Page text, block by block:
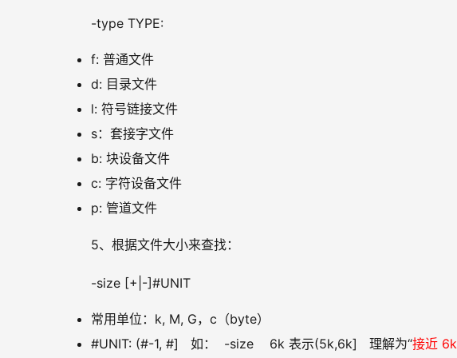
-type TYPE:
f: 普通文件
d: 目录文件
l: 符号链接文件
s：套接字文件
b: 块设备文件
c: 字符设备文件
p: 管道文件
5、根据文件大小来查找：
-size [+|-]#UNIT
常用单位：k, M, G，c（byte）
#UNIT: (#-1, #] 如： -size 6k 表示(5k,6k] 理解为“接近 6k